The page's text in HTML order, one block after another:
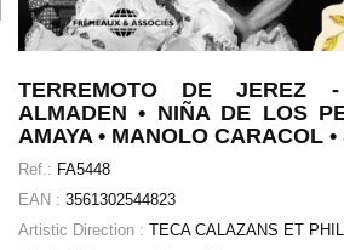
TERREMOTO DE
ALMADEN • NIÑA DE LOS
AMAYA • MANOLO CARACOL
Ref.: FA5448
EAN : 3561302544823
Artistic Direction : TECA CALAZANS ET